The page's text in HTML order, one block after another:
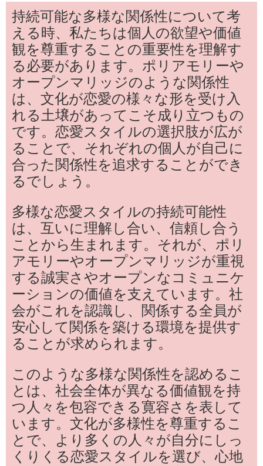
持続可能な多様な関係性について考
える時、私たちは個人の欲望や価値
観を尊重することの重要性を理解す
る必要があります。ポリアモリーや
オープンマリッジのような関係性
は、文化が恋愛の様々な形を受け入
れる土壌があってこそ成り立つもの
です。恋愛スタイルの選択肢が広が
ることで、それぞれの個人が自己に
合った関係性を追求することができ
るでしょう。
多様な恋愛スタイルの持続可能性
は、互いに理解し合い、信頼し合う
ことから生まれます。それが、ポリ
アモリーやオープンマリッジが重視
する誠実さやオープンなコミュニケ
ーションの価値を支えています。社
会がこれを認識し、関係する全員が
安心して関係を築ける環境を提供す
ることが求められます。
このような多様な関係性を認めるこ
とは、社会全体が異なる価値観を持
つ人々を包容できる寛容さを表して
います。文化が多様性を尊重するこ
とで、より多くの人々が自分にしっ
くりくる恋愛スタイルを選び、心地